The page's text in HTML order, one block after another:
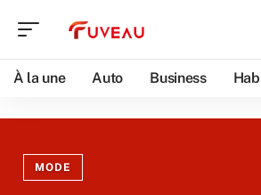
À la une Auto Business
MODE